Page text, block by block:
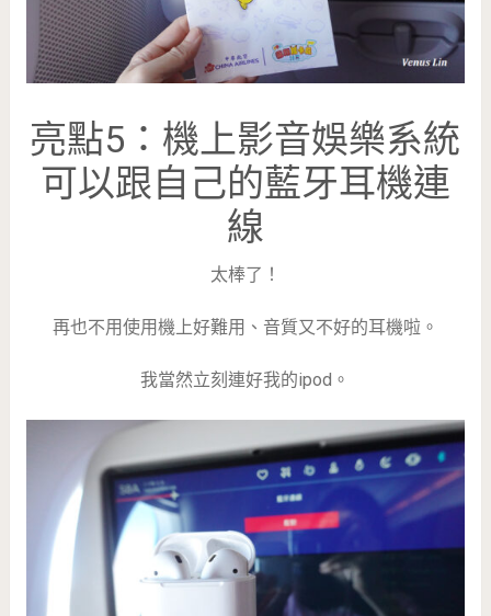
亮點5：機上影音娛樂系統
可以跟自己的藍牙耳機連
線
太棒了！
再也不用使用機上好難用、音質又不好的耳機啦。
我當然立刻連好我的ipod。